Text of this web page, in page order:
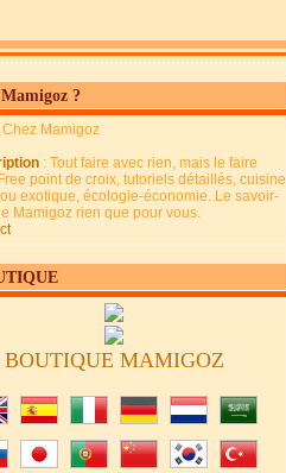
?
Chez Mamigoz
: Tout faire avec rien, mais le faire
point de croix, tutoriels détaillés, cuisine
exotique, écologie-économie. Le savoir-
Mamigoz rien que pour vous.
BOUTIQUE MAMIGOZ